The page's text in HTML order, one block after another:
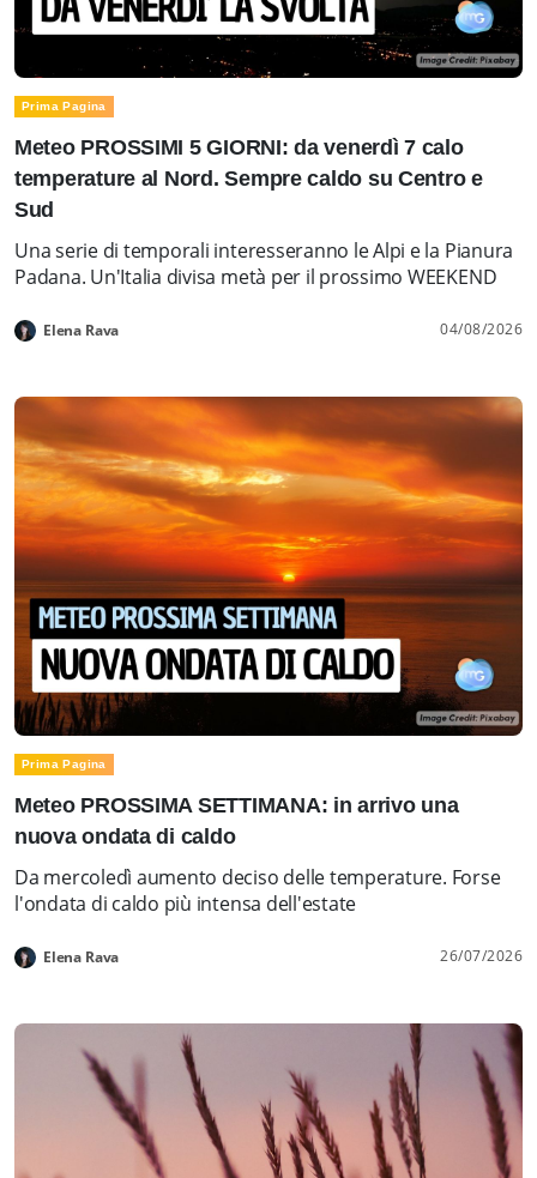
Prima Pagina
Meteo PROSSIMI 5 GIORNI: da venerdì 7 calo
temperature al Nord. Sempre caldo su Centro e
Sud
Una serie di temporali interesseranno le Alpi e la Pianura
Padana. Un'Italia divisa metà per il prossimo WEEKEND
Elena Rava 04/08/2026
Prima Pagina
Meteo PROSSIMA SETTIMANA: in arrivo una
nuova ondata di caldo
Da mercoledì aumento deciso delle temperature. Forse
l'ondata di caldo più intensa dell'estate
Elena Rava 26/07/2026